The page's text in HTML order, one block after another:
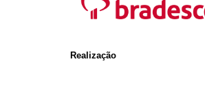
Realização